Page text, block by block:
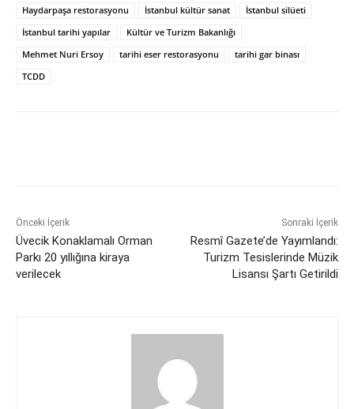
Haydarpaşa restorasyonu
İstanbul kültür sanat
İstanbul silüeti
İstanbul tarihi yapılar
Kültür ve Turizm Bakanlığı
Mehmet Nuri Ersoy
tarihi eser restorasyonu
tarihi gar binası
TCDD
Önceki İçerik
Üvecik Konaklamalı Orman
Parkı 20 yıllığına kiraya
verilecek
Sonraki İçerik
Resmî Gazete’de Yayımlandı:
Turizm Tesislerinde Müzik
Lisansı Şartı Getirildi